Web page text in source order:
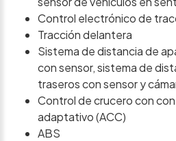
Control electrónico de
Tracción delantera
Sistema de distancia de
con sensor, sistema de
traseros con sensor y
Control de crucero con
adaptativo (ACC)
ABS